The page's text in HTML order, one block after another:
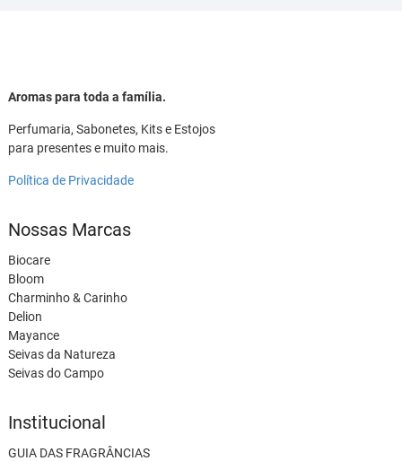
Aromas para toda a família.
Perfumaria, Sabonetes, Kits e Estojos
para presentes e muito mais.
Política de Privacidade
Nossas Marcas
Biocare
Bloom
Charminho & Carinho
Delion
Mayance
Seivas da Natureza
Seivas do Campo
Institucional
GUIA DAS FRAGRÂNCIAS